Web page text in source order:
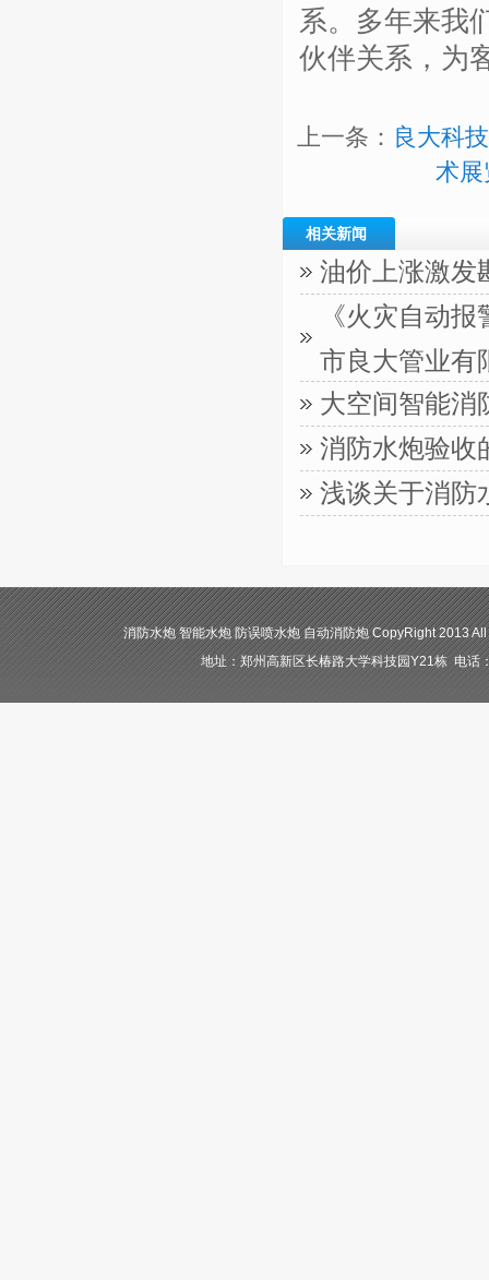
系。多年来我
伙伴关系，为
上一条： 良大科
术
相关新闻
油价上涨激发
《火灾自动
市良大管业有
大空间智能消
消防水炮验收
浅谈关于消防
消防水炮 智能水炮 防误喷水炮 自动消防炮 CopyRight 2013
地址：郑州高新区长椿路大学科技园Y21栋 电